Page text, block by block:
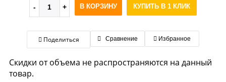
В КОРЗИНУ КУПИТЬ В 1 КЛИК
Поделиться Сравнение Избранное
Скидки от объема не распространяются на данный
товар.